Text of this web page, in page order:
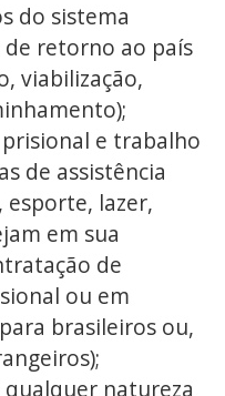
do sistema
retorno ao país
viabilização,
e trabalho
de assistência
esporte, lazer,
em sua
de
ou em
brasileiros ou,
natureza